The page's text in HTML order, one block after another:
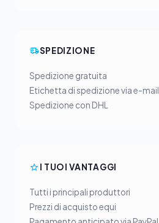
SPEDIZIONE
Spedizione gratuita
Etichetta di spedizione via e-mail
Spedizione con DHL
I TUOI VANTAGGI
Tutti i principali produttori
Prezzi di acquisto equi